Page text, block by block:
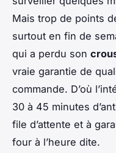
Mais trop de points
surtout en fin de
qui a perdu son
vraie garantie de
commande. D’où
30 à 45 minutes
file d’attente et à
four à l’heure dite.